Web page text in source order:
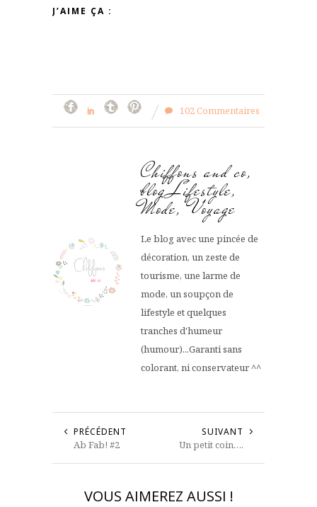
J’AIME ÇA :
102 Commentaires
Chiffons and co,
blog Lifestyle,
Mode, Voyage
Le blog avec une pincée de
décoration, un zeste de
tourisme, une larme de
mode, un soupçon de
lifestyle et quelques
tranches d'humeur
(humour)...Garanti sans
colorant, ni conservateur ^^
PRÉCÉDENT
Ab Fab! #2
SUIVANT
Un petit coin….
VOUS AIMEREZ AUSSI !